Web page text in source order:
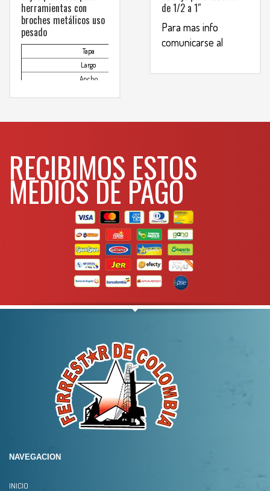
herramientas con
broches metálicos uso
pesado
Tapa
Largo
Ancho
Para mas info
WHATSAPP 3134392699
de 1/2 a 1″
Para mas info
comunicarse al
RECIBIMOS ESTOS
MEDIOS DE PAGO
NAVEGACION
INICIO